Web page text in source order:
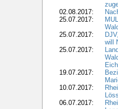
02.08.2017:
25.07.2017:
25.07.2017:
will
25.07.2017:
19.07.2017:
10.07.2017:
06.07.2017: